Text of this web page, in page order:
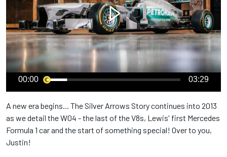
00:00 03:29
A new era begins... The Silver Arrows Story continues into 2013
as we detail the W04 - the last of the V8s, Lewis' first Mercedes
Formula 1 car and the start of something special! Over to you,
Justin!